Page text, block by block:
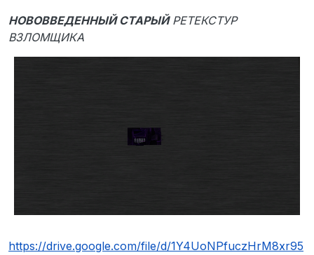
НОВОВВЕДЕННЫЙ СТАРЫЙРЕТЕКСТУР
ВЗЛОМЩИКА
https://drive.google.com/file/d/1Y4UoNPfuczHrM8xr95